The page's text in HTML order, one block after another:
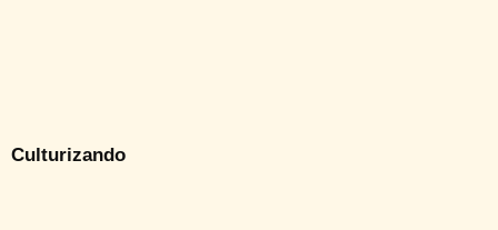
Culturizando